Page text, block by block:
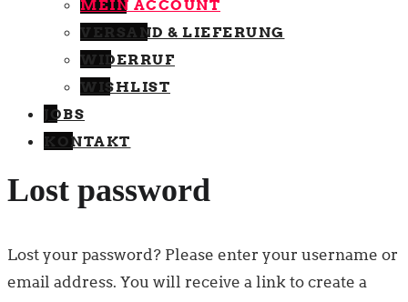
MEIN ACCOUNT
VERSAND & LIEFERUNG
WIDERRUF
WISHLIST
JOBS
KONTAKT
Lost password
Lost your password? Please enter your username or
email address. You will receive a link to create a